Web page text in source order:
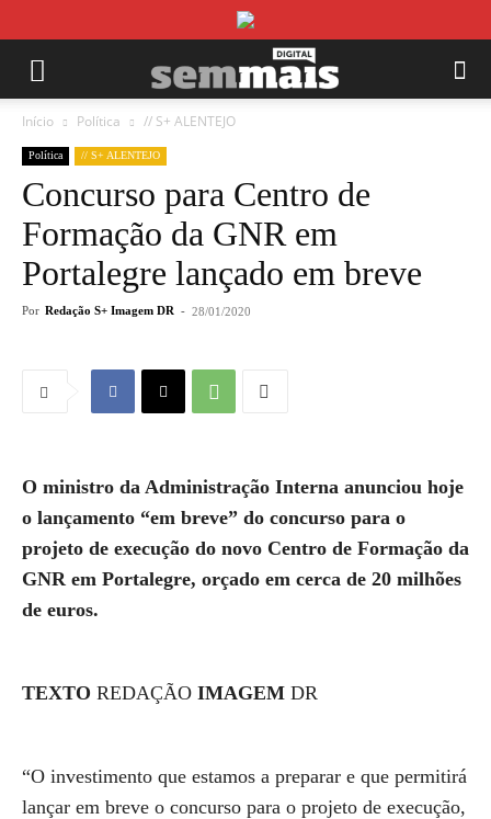
Início Política // S+ ALENTEJO
Política // S+ ALENTEJO
Concurso para Centro de
Formação da GNR em
Portalegre lançado em breve
Por Redação S+ Imagem DR - 28/01/2020
O ministro da Administração Interna anunciou hoje
o lançamento “em breve” do concurso para o
projeto de execução do novo Centro de Formação da
GNR em Portalegre, orçado em cerca de 20 milhões
de euros.
TEXTO REDAÇÃO IMAGEM DR
“O investimento que estamos a preparar e que permitirá
lançar em breve o concurso para o projeto de execução,